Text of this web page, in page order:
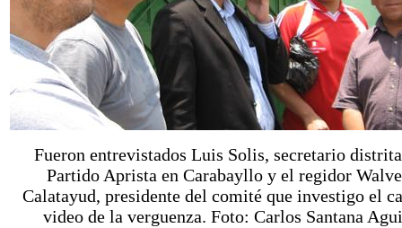
Fueron entrevistados Luis Solis, secretario
Partido Aprista en Carabayllo y el regidor
Calatayud, presidente del comité que investigo el
video de la verguenza. Foto: Carlos Santana